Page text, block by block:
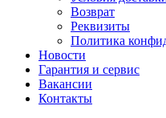
Возврат
Реквизиты
Политика
Новости
Гарантия и сервис
Вакансии
Контакты